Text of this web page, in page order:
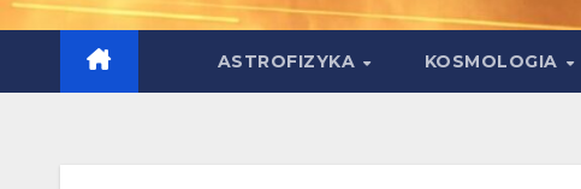
ASTROFIZYKA KOSMOLOGIA